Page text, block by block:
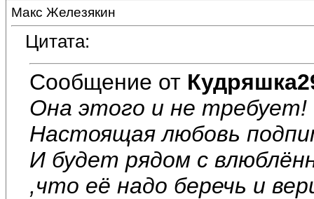
Макс Железякин
Цитата:
Сообщение от
Она этого и не требует!
Настоящая любовь
И будет рядом с
,что её надо беречь и